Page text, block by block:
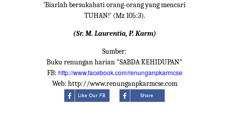
'Biarlah bersukahati orang-orang yang mencari
TUHAN!' (Mz 105:3).
(Sr. M. Laurentia, P. Karm)
Sumber:
Buku renungan harian "SABDA KEHIDUPAN"
FB: http://www.facebook.com/renunganpkarmcse
Web: http://www.renunganpkarmcse.com